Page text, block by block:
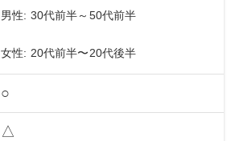
男性: 30代前半～50代前半
女性: 20代前半〜20代後半
○
△